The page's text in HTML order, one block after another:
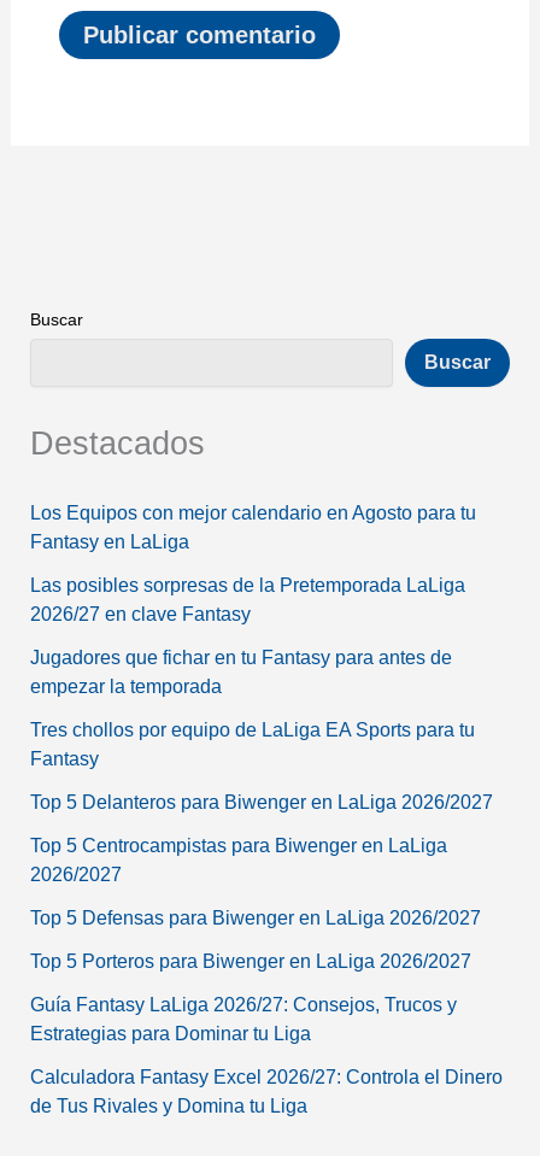
Buscar
Buscar
Destacados
Los Equipos con mejor calendario en Agosto para tu
Fantasy en LaLiga
Las posibles sorpresas de la Pretemporada LaLiga
2026/27 en clave Fantasy
Jugadores que fichar en tu Fantasy para antes de
empezar la temporada
Tres chollos por equipo de LaLiga EA Sports para tu
Fantasy
Top 5 Delanteros para Biwenger en LaLiga 2026/2027
Top 5 Centrocampistas para Biwenger en LaLiga
2026/2027
Top 5 Defensas para Biwenger en LaLiga 2026/2027
Top 5 Porteros para Biwenger en LaLiga 2026/2027
Guía Fantasy LaLiga 2026/27: Consejos, Trucos y
Estrategias para Dominar tu Liga
Calculadora Fantasy Excel 2026/27: Controla el Dinero
de Tus Rivales y Domina tu Liga